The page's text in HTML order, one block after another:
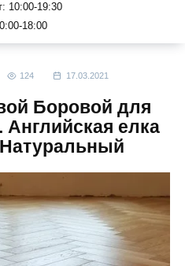
10:00-19:30
18:00
124 17.03.2021
Боровой для
елка